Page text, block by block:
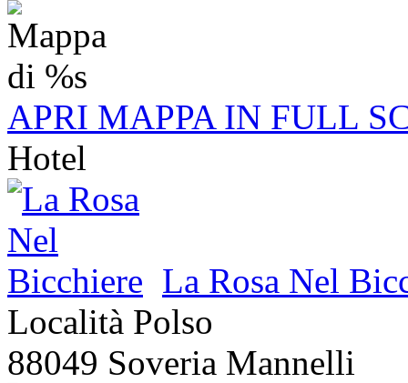
APRI MAPPA IN FULL
Hotel
La Rosa Nel
Località Polso
88049 Soveria Mannelli